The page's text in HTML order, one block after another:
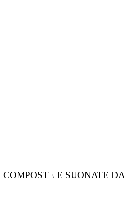
E SUONATE